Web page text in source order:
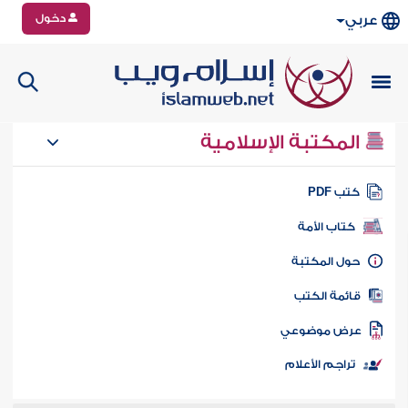
عربي دخول
المكتبة الإسلامية
كتب PDF
كتاب الأمة
المكتبة
الكتب
موضوعي